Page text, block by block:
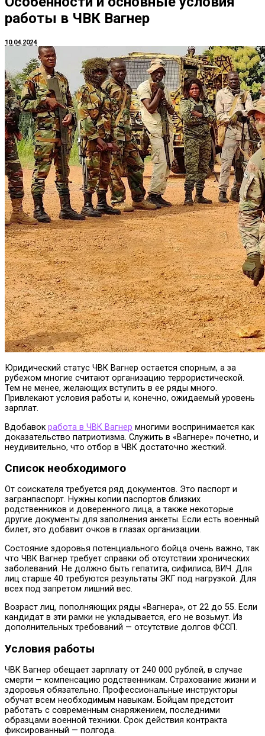
работы в ЧВК Вагнер
10.04.2024
Юридический статус ЧВК Вагнер остается спорным, а за
рубежом многие считают организацию террористической.
Тем не менее, желающих вступить в ее ряды много.
Привлекают условия работы и, конечно, ожидаемый уровень
зарплат.
Вдобавок работа в ЧВК Вагнер многими воспринимается как
доказательство патриотизма. Служить в «Вагнере» почетно, и
неудивительно, что отбор в ЧВК достаточно жесткий.
Список необходимого
От соискателя требуется ряд документов. Это паспорт и
загранпаспорт. Нужны копии паспортов близких
родственников и доверенного лица, а также некоторые
другие документы для заполнения анкеты. Если есть военный
билет, это добавит очков в глазах организации.
Состояние здоровья потенциального бойца очень важно, так
что ЧВК Вагнер требует справки об отсутствии хронических
заболеваний. Не должно быть гепатита, сифилиса, ВИЧ. Для
лиц старше 40 требуются результаты ЭКГ под нагрузкой. Для
всех под запретом лишний вес.
Возраст лиц, пополняющих ряды «Вагнера», от 22 до 55. Если
кандидат в эти рамки не укладывается, его не возьмут. Из
дополнительных требований — отсутствие долгов ФССП.
Условия работы
ЧВК Вагнер обещает зарплату от 240 000 рублей, в случае
смерти — компенсацию родственникам. Страхование жизни и
здоровья обязательно. Профессиональные инструкторы
обучат всем необходимым навыкам. Бойцам предстоит
работать с современным снаряжением, последними
образцами военной техники. Срок действия контракта
фиксированный — полгода.